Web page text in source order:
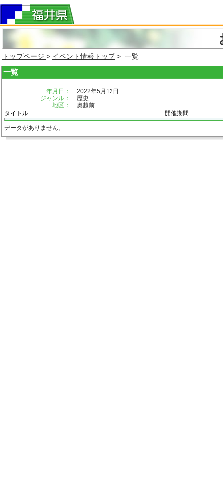
トップページ > イベント情報トップ> 一覧
一覧
年月日：
2022年5月12日
ジャンル：
歴史
地区：
奥越前
タイトル
開催期間
データがありません。